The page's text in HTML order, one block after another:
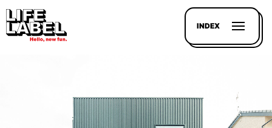
INDEX